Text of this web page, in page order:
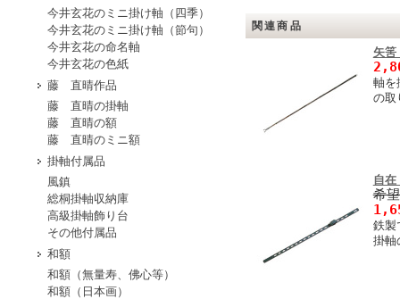
今井玄花のミニ掛け軸（四季）
今井玄花のミニ掛け軸（節句）
今井玄花の命名軸
今井玄花の色紙
藤 直晴作品
藤 直晴の掛軸
藤 直晴の額
藤 直晴のミニ額
掛軸付属品
風鎮
総桐掛軸収納庫
高級掛軸飾り台
その他付属品
和額
和額（無量寿、佛心等）
和額（日本画）
関連商品
矢
軸を
の取
自
希
鉄製
掛軸